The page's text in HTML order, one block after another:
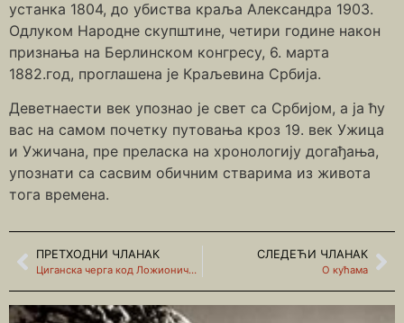
устанка 1804, до убиства краља Александра 1903.
Одлуком Народне скупштине, четири године након
признања на Берлинском конгресу, 6. марта
1882.год, проглашена је Краљевина Србија.
Деветнаести век упознао је свет са Србијом, а ја ћу
вас на самом почетку путовања кроз 19. век Ужица
и Ужичана, пре преласка на хронологију догађања,
упознати са сасвим обичним стварима из живота
тога времена.
ПРЕТХОДНИ ЧЛАНАК
Циганска черга код Ложионичког моста
СЛЕДЕЋИ ЧЛАНАК
О кућама